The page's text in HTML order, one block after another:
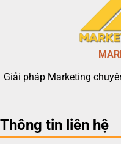
Giải pháp Marketing
Thông tin liên hệ